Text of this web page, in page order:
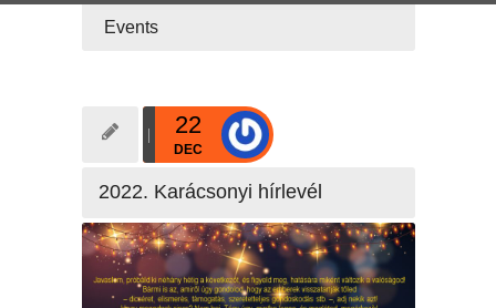
Events
22
DEC
2022. Karácsonyi hírlevél